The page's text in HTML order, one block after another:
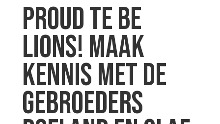
PROUD TE BE
LIONS! MAAK
KENNIS MET DE
GEBROEDERS